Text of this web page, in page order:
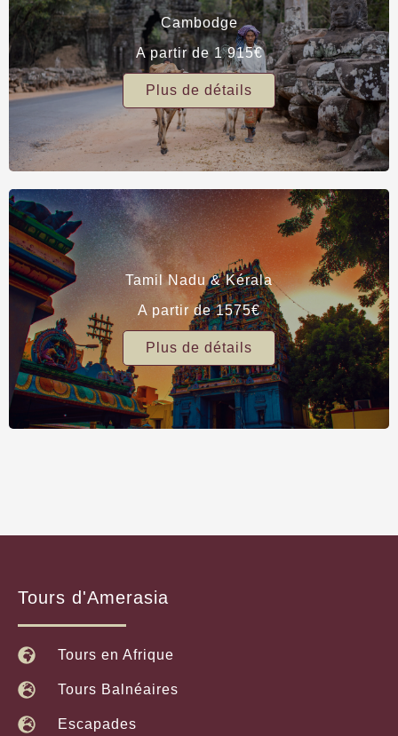
Cambodge
A partir de 1 915€
Plus de détails
Tamil Nadu & Kérala
A partir de 1575€
Plus de détails
Tours d'Amerasia
Tours en Afrique
Tours Balnéaires
Escapades